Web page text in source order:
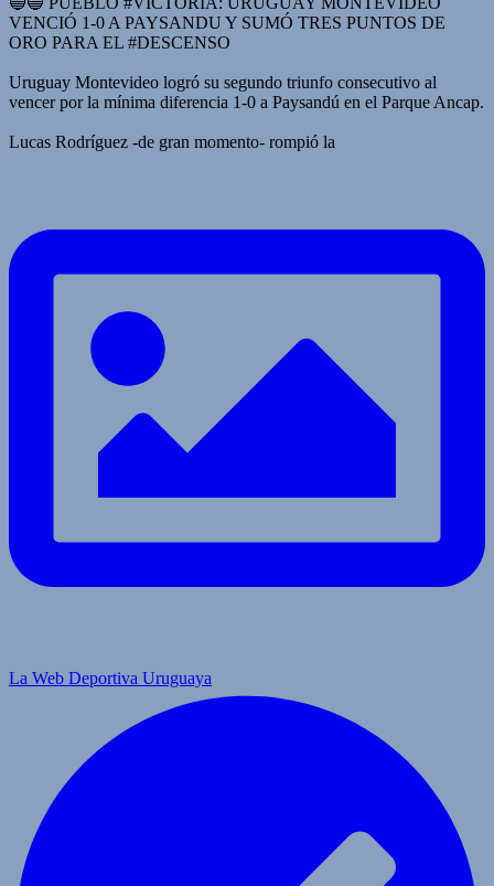
VENCIÓ 1-0 A PAYSANDU Y SUMÓ TRES PUNTOS DE
ORO PARA EL #DESCENSO
Uruguay Montevideo logró su segundo triunfo consecutivo al
vencer por la mínima diferencia 1-0 a Paysandú en el Parque Ancap.
Lucas Rodríguez -de gran momento- rompió la
La Web Deportiva Uruguaya